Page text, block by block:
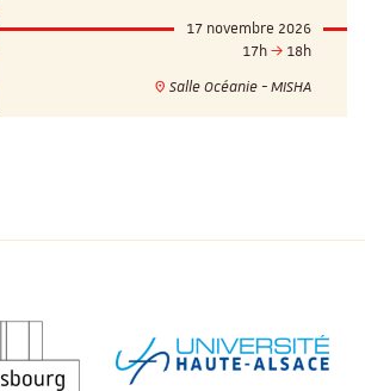
17 novembre 2026
17h
18h
Salle Océanie - MISHA